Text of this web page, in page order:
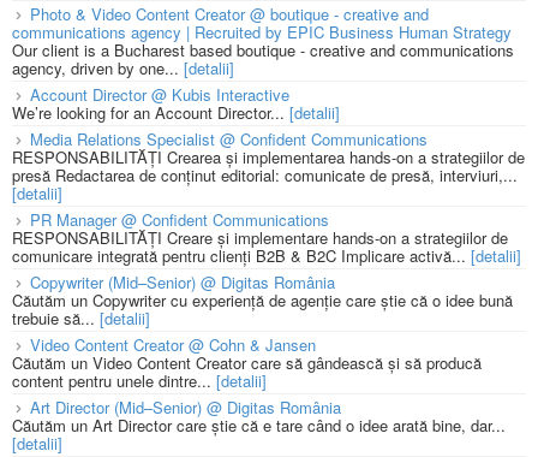
Photo & Video Content Creator @ boutique - creative and
communications agency | Recruited by EPIC Business Human Strategy
Our client is a Bucharest based boutique - creative and communications
agency, driven by one... [detalii]
Account Director @ Kubis Interactive
We’re looking for an Account Director... [detalii]
Media Relations Specialist @ Confident Communications
RESPONSABILITĂȚI Crearea și implementarea hands-on a strategiilor de
presă Redactarea de conținut editorial: comunicate de presă, interviuri,...
[detalii]
PR Manager @ Confident Communications
RESPONSABILITĂȚI Creare și implementare hands-on a strategiilor de
comunicare integrată pentru clienți B2B & B2C Implicare activă... [detalii]
Copywriter (Mid–Senior) @ Digitas România
Căutăm un Copywriter cu experiență de agenție care știe că o idee bună
trebuie să... [detalii]
Video Content Creator @ Cohn & Jansen
Căutăm un Video Content Creator care să gândească și să producă
content pentru unele dintre... [detalii]
Art Director (Mid–Senior) @ Digitas România
Căutăm un Art Director care știe că e tare când o idee arată bine, dar...
[detalii]